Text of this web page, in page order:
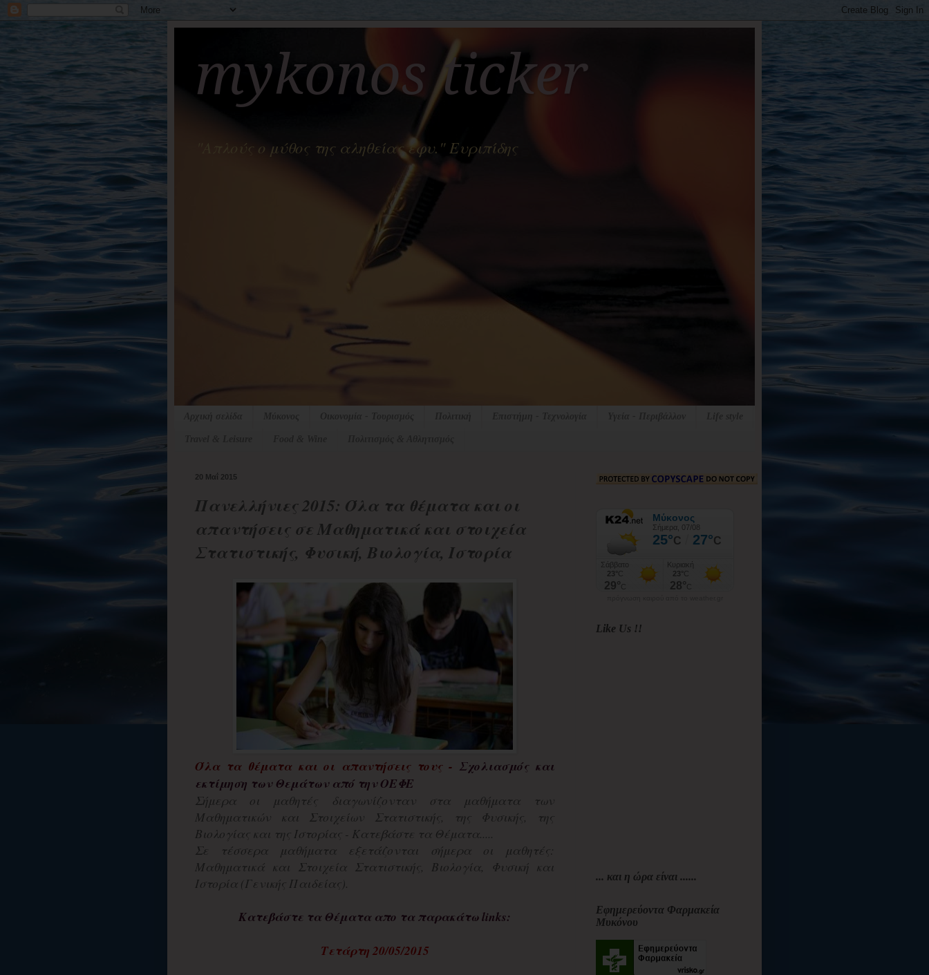
mykonos ticker
"Απλούς ο μύθος της αληθείας έφυ." Ευριπίδης
20 Μαΐ 2015
Πανελλήνιες 2015: Όλα τα θέματα και οι
απαντήσεις σε Μαθηματικά και στοιχεία
Στατιστικής, Φυσική, Βιολογία, Ιστορία
Όλα τα θέματα και οι απαντήσεις τους - Σχολιασμός και
εκτίμηση των Θεμάτων από την ΟΕΦΕ
Σήμερα οι μαθητές διαγωνίζονταν στα μαθήματα των
Μαθηματικών και Στοιχείων Στατιστικής, της Φυσικής, της
Βιολογίας και της Ιστορίας - Κατεβάστε τα Θέματα.....
Σε τέσσερα μαθήματα εξετάζονται σήμερα οι μαθητές:
Μαθηματικά και Στοιχεία Στατιστικής, Βιολογία, Φυσική και
Ιστορία (Γενικής Παιδείας).
Κατεβάστε τα Θέματα απο τα παρακάτω links:
Τετάρτη 20/05/2015
Like Us !!
... και η ώρα είναι ......
Εφημερεύοντα Φαρμακεία
Μυκόνου